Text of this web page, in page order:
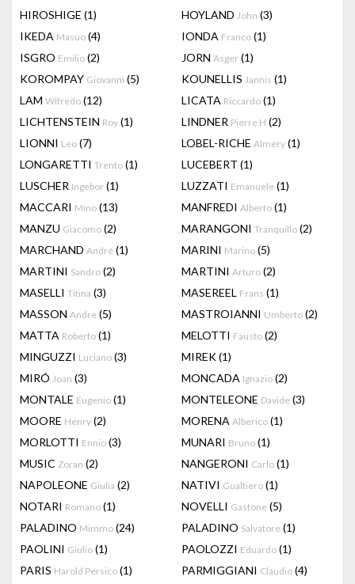
HIROSHIGE (1) HOYLAND John (3)
IKEDA Masuo (4) IONDA Franco (1)
ISGRO Emilio (2) JORN Asger (1)
KOROMPAY Giovanni (5) KOUNELLIS Jannis (1)
LAM Wifredo (12) LICATA Riccardo (1)
LICHTENSTEIN Roy (1) LINDNER Pierre H (2)
LIONNI Leo (7) LOBEL-RICHE Almery (1)
LONGARETTI Trento (1) LUCEBERT (1)
LUSCHER Ingebor (1) LUZZATI Emanuele (1)
MACCARI Mino (13) MANFREDI Alberto (1)
MANZU Giacomo (2) MARANGONI Tranquillo (2)
MARCHAND André (1) MARINI Marino (5)
MARTINI Sandro (2) MARTINI Arturo (2)
MASELLI Titina (3) MASEREEL Frans (1)
MASSON Andre (5) MASTROIANNI Umberto (2)
MATTA Roberto (1) MELOTTI Fausto (2)
MINGUZZI Luciano (3) MIREK(1)
MIRÓ Joan (3) MONCADA Ignazio (2)
MONTALE Eugenio (1) MONTELEONE Davide (3)
MOORE Henry (2) MORENA Alberico (1)
MORLOTTI Ennio (3) MUNARI Bruno (1)
MUSIC Zoran (2) NANGERONI Carlo (1)
NAPOLEONE Giulia (2) NATIVI Gualtiero (1)
NOTARI Romano (1) NOVELLI Gastone (5)
PALADINO Mimmo (24) PALADINO Salvatore (1)
PAOLINI Giulio (1) PAOLOZZI Eduardo (1)
PARIS Harold Persico (1) PARMIGGIANI Claudio (4)